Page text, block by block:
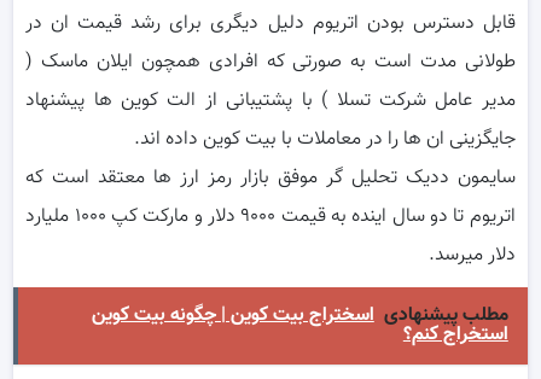
قابل دسترس بودن اتریوم دلیل دیگری برای رشد قیمت ان در
طولانی مدت است به صورتی که افرادی همچون ایلان ماسک (
مدیر عامل شرکت تسلا ) با پشتیبانی از الت کوین ها پیشنهاد
جایگزینی ان ها را در معاملات با بیت کوین داده اند.
سایمون ددیک تحلیل گر موفق بازار رمز ارز ها معتقد است که
اتریوم تا دو سال اینده به قیمت ۹۰۰۰ دلار و مارکت کپ ۱۰۰۰ ملیارد
دلار میرسد.
مطلب پیشنهادی اسختراج بیت کوین | چگونه بیت کوین
استخراج کنم؟